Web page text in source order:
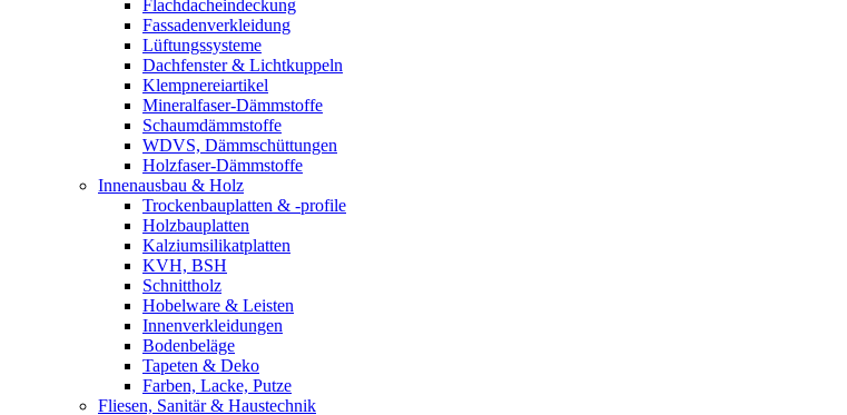
Flachdacheindeckung
Fassadenverkleidung
Lüftungssysteme
Dachfenster & Lichtkuppeln
Klempnereiartikel
Mineralfaser-Dämmstoffe
Schaumdämmstoffe
WDVS, Dämmschüttungen
Holzfaser-Dämmstoffe
Innenausbau & Holz
Trockenbauplatten & -profile
Holzbauplatten
Kalziumsilikatplatten
KVH, BSH
Schnittholz
Hobelware & Leisten
Innenverkleidungen
Bodenbeläge
Tapeten & Deko
Farben, Lacke, Putze
Fliesen, Sanitär & Haustechnik